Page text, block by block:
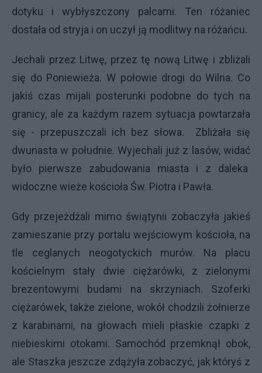
dotyku i wybłyszczony palcami. Ten różaniec
dostała od stryja i on uczył ją modlitwy na różańcu.
Jechali przez Litwę, przez tę nową Litwę i zbliżali
się do Poniewieża. W połowie drogi do Wilna. Co
jakiś czas mijali posterunki podobne do tych na
granicy, ale za każdym razem sytuacja powtarzała
się - przepuszczali ich bez słowa. Zbliżała się
dwunasta w południe. Wyjechali już z lasów, widać
było pierwsze zabudowania miasta i z daleka
widoczne wieże kościoła Św. Piotra i Pawła.
Gdy przejeżdżali mimo świątynii zobaczyła jakieś
zamieszanie przy portalu wejściowym kościoła, na
tle ceglanych neogotyckich murów. Na placu
kościelnym stały dwie ciężarówki, z zielonymi
brezentowymi budami na skrzyniach. Szoferki
ciężarówek, także zielone, wokół chodzili żołnierze
z karabinami, na głowach mieli płaskie czapki z
niebieskimi otokami. Samochód przemknął obok,
ale Staszka jeszcze zdążyła zobaczyć, jak któryś z